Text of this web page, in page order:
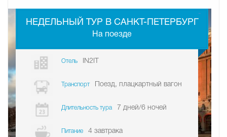
НЕДЕЛЬНЫЙ ТУР В САНКТ-ПЕТЕРБУРГ
На поезде
Отель IN2IT
Транспорт Поезд, плацкартный вагон
Длительность тура 7 дней/6 ночей
Питание 4 завтрака
-